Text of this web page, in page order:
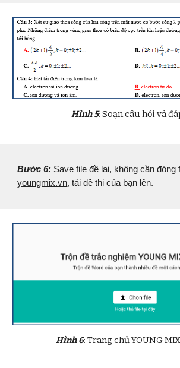
Hình5: Soạn câu hỏi và
Bước6: Save file đề lại, không cần đóng
youngmix.vn, tải đề thi của bạn lên.
Hình6: Trang chủ YOUNG